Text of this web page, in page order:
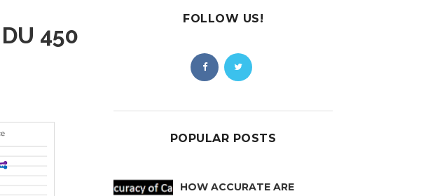
450
FOLLOW US!
POPULAR POSTS
HOW ACCURATE ARE